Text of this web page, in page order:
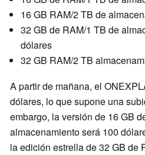
16 GB RAM/2 TB de
32 GB de RAM/1 TB de
dólares
32 GB RAM/2 TB
A partir de mañana, el
dólares, lo que supone una
embargo, la versión de 16 GB
almacenamiento será 100
la edición estrella de 32 GB de